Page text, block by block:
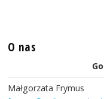
O nas
Małgorzata Frymus